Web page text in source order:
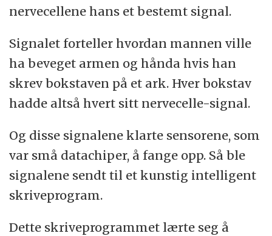
nervecellene hans et bestemt signal.
Signalet forteller hvordan mannen ville
ha beveget armen og hånda hvis han
skrev bokstaven på et ark. Hver bokstav
hadde altså hvert sitt nervecelle-signal.
Og disse signalene klarte sensorene, som
var små datachiper, å fange opp. Så ble
signalene sendt til et kunstig intelligent
skriveprogram.
Dette skriveprogrammet lærte seg å